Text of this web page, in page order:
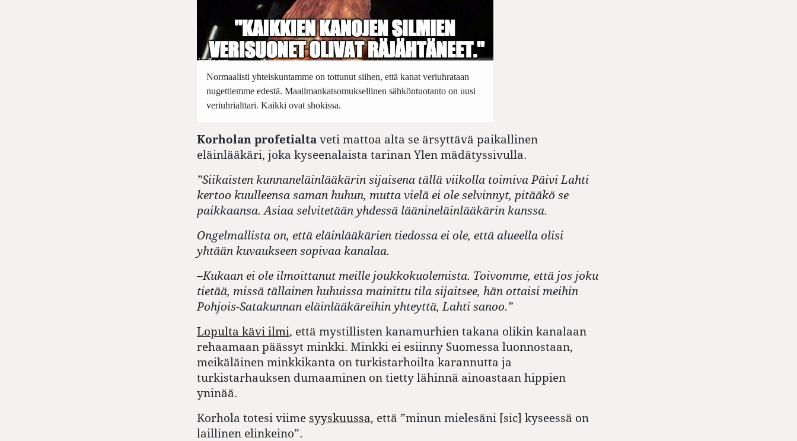
Normaalisti yhteiskuntamme on tottunut siihen, että kanat veriuhrataan
nugettiemme edestä. Maailmankatsomuksellinen sähköntuotanto on uusi
veriuhrialttari. Kaikki ovat shokissa.
Korholan profetialta veti mattoa alta se ärsyttävä paikallinen
eläinlääkäri, joka kyseenalaista tarinan Ylen mädätyssivulla.
”Siikaisten kunnaneläinlääkärin sijaisena tällä viikolla toimiva Päivi Lahti
kertoo kuulleensa saman huhun, mutta vielä ei ole selvinnyt, pitääkö se
paikkaansa. Asiaa selvitetään yhdessä läänineläinlääkärin kanssa.
Ongelmallista on, että eläinlääkärien tiedossa ei ole, että alueella olisi
yhtään kuvaukseen sopivaa kanalaa.
–Kukaan ei ole ilmoittanut meille joukkokuolemista. Toivomme, että jos joku
tietää, missä tällainen huhuissa mainittu tila sijaitsee, hän ottaisi meihin
Pohjois-Satakunnan eläinlääkäreihin yhteyttä, Lahti sanoo.”
Lopulta kävi ilmi, että mystillisten kanamurhien takana olikin kanalaan
rehaamaan päässyt minkki. Minkki ei esiinny Suomessa luonnostaan,
meikäläinen minkkikanta on turkistarhoilta karannutta ja
turkistarhauksen dumaaminen on tietty lähinnä ainoastaan hippien
yninää.
Korhola totesi viime syyskuussa, että ”minun mielesäni [sic] kyseessä on
laillinen elinkeino”.